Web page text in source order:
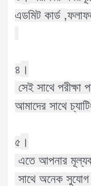
এডমিট কার্ড ,
৪ ।
সেই সাথে পরীক্ষা
আমাদের সাথে
৫ ।
এতে আপনার
সাথে অনেক সুযোগ